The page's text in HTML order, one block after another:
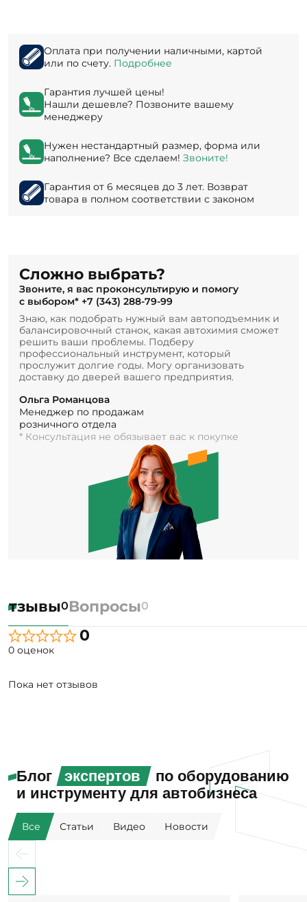
Оплата при получении наличными, картой
или по счету. Подробнее
Гарантия лучшей цены!
Нашли дешевле? Позвоните вашему
менеджеру
Нужен нестандартный размер, форма или
наполнение? Все сделаем! Звоните!
Гарантия от 6 месяцев до 3 лет. Возврат
товара в полном соответствии с законом
Сложно выбрать?
Звоните, я вас проконсультирую и помогу
с выбором* +7 (343) 288-79-99
Знаю, как подобрать нужный вам автоподъемник и
балансировочный станок, какая автохимия сможет
решить ваши проблемы. Подберу
профессиональный инструмент, который
прослужит долгие годы. Могу организовать
доставку до дверей вашего предприятия.
Ольга Романцова
Менеджер по продажам
розничного отдела
* Консультация не обязывает вас к покупке
0Вопросы0
0
0 оценок
Пока нет отзывов
Блог экспертов
по оборудованию
и инструменту для автобизнеса
Все Статьи Видео Новости